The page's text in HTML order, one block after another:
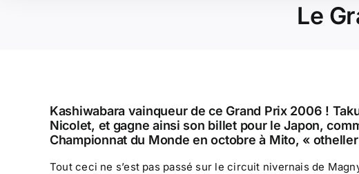
Le
Kashiwabara vainqueur de ce Grand Prix 2006 !
Nicolet, et gagne ainsi son billet pour le Japon,
Championnat du Monde en octobre à Mito, «
Tout ceci ne s’est pas passé sur le circuit nivernais de